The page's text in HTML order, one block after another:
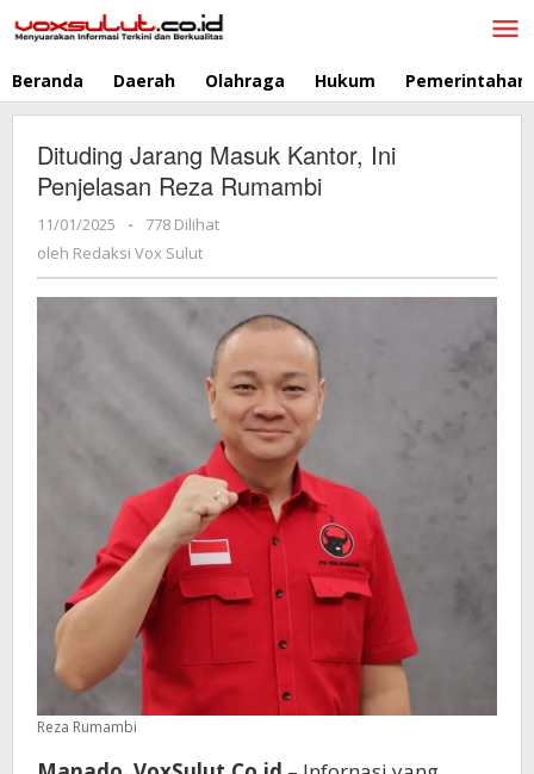
ke
Beranda Daerah Olahraga Hukum Pemerintahan
Dituding Jarang Masuk Kantor, Ini
Penjelasan Reza Rumambi
11/01/2025
oleh
Redaksi
Sulut
-
778 Dilihat
oleh Redaksi Vox Sulut
Reza Rumambi